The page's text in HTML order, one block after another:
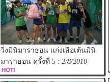
วิ่งมินิมาราธอน แก่งเสือเต้นมินิ
มาราธอน ครั้งที่ 5 : 2/8/2010